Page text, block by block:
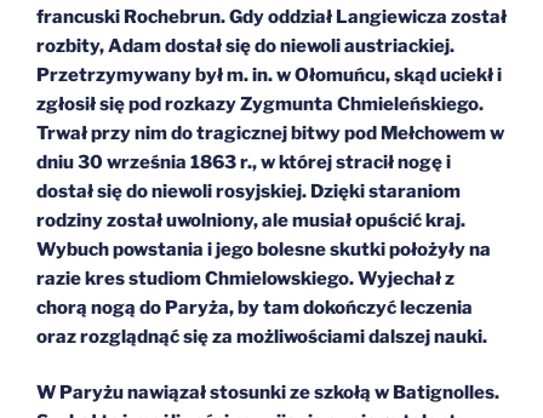
francuski Rochebrun. Gdy oddział Langiewicza został
rozbity, Adam dostał się do niewoli austriackiej.
Przetrzymywany był m. in. w Ołomuńcu, skąd uciekł i
zgłosił się pod rozkazy Zygmunta Chmieleńskiego.
Trwał przy nim do tragicznej bitwy pod Mełchowem w
dniu 30 września 1863 r., w której stracił nogę i
dostał się do niewoli rosyjskiej. Dzięki staraniom
rodziny został uwolniony, ale musiał opuścić kraj.
Wybuch powstania i jego bolesne skutki położyły na
razie kres studiom Chmielowskiego. Wyjechał z
chorą nogą do Paryża, by tam dokończyć leczenia
oraz rozglądnąć się za możliwościami dalszej nauki.
W Paryżu nawiązał stosunki ze szkołą w Batignolles.